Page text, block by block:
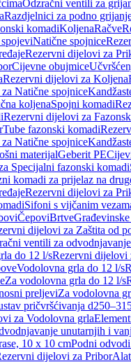
Odzračni ventili za
Razdjelnici za podno
komadiKoljenaRačve
Natične spojnice
Rezervni dijelovi za
Cijevne obujmice
Rezervni dijelovi za Koljena
Natične spojnice
koljenaSpojni komadi
Rezervni dijelovi za
fazonski komadi
Natične spojnice
materijalGeberit PE
Specijalni fazonski komadi
komadi za prijelaz na
Rezervni dijelovi za
Sifoni s vijčanim
ČepoviBrtve
dijelovi za Zaštita od
ventili za odvodnjavanje
do 12 l/sRezervni dijelovi
Vodolovna grla do 12 l/s
Za vodolovna grla do 12 l/s
preljeviZa vodolovna
pričvršćivanja
za Vodolovna grla
unutarnjih i
10 x 10 cmPodni
dijelovi za Pribor